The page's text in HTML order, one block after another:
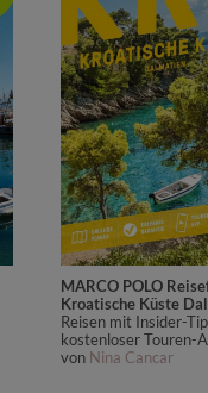
MARCO POLO
Kroatische Küste
Reisen mit Insider-
kostenloser Touren-
von Nina Cancar